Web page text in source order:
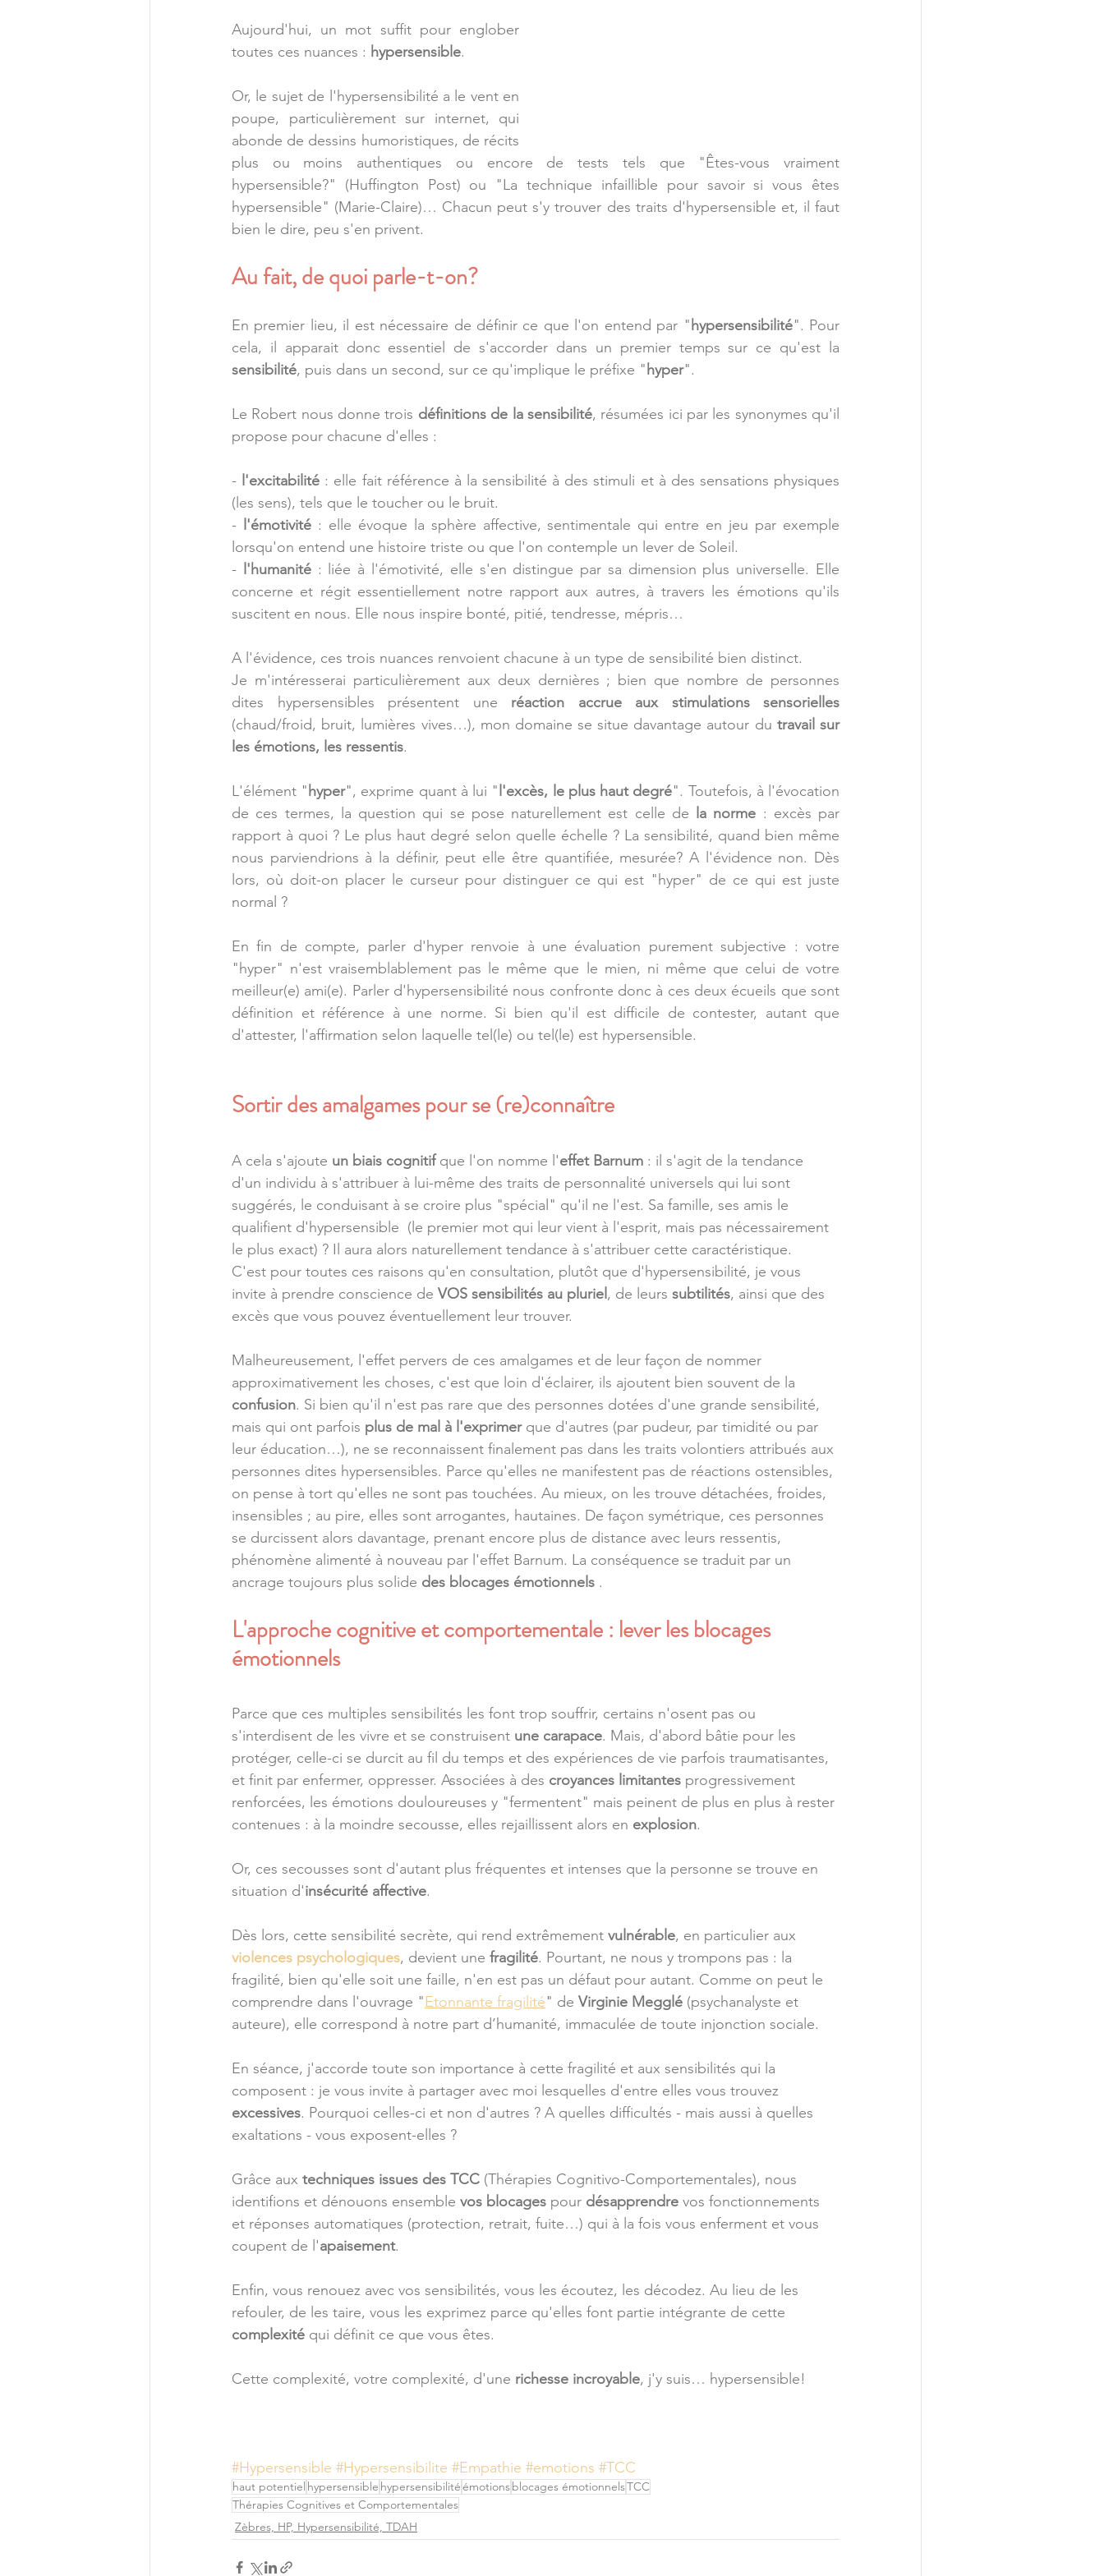
Aujourd'hui, un mot suffit pour englober
toutes ces nuances : hypersensible.
Or, le sujet de l'hypersensibilité a le vent en
poupe, particulièrement sur internet, qui
abonde de dessins humoristiques, de récits
plus ou moins authentiques ou encore de tests tels que "Êtes-vous vraiment
hypersensible?" (Huffington Post) ou "La technique infaillible pour savoir si vous êtes
hypersensible" (Marie-Claire)… Chacun peut s'y trouver des traits d'hypersensible et, il faut
bien le dire, peu s'en privent.
Au fait, de quoi parle-t-on?
En premier lieu, il est nécessaire de définir ce que l'on entend par " hypersensibilité". Pour
sensibilité, puis dans un second, sur ce qu'implique le préfixe " hyper".
Le Robert nous donne trois définitions de la sensibilité, résumées ici par les synonymes qu'il
propose pour chacune d'elles :
- l'excitabilité : elle fait référence à la sensibilité à des stimuli et à des sensations physiques
(les sens), tels que le toucher ou le bruit.
- l'émotivité : elle évoque la sphère affective, sentimentale qui entre en jeu par exemple
lorsqu'on entend une histoire triste ou que l'on contemple un lever de Soleil.
- l'humanité : liée à l'émotivité, elle s'en distingue par sa dimension plus universelle. Elle
concerne et régit essentiellement notre rapport aux autres, à travers les émotions qu'ils
suscitent en nous. Elle nous inspire bonté, pitié, tendresse, mépris…
A l'évidence, ces trois nuances renvoient chacune à un type de sensibilité bien distinct.
Je m'intéresserai particulièrement aux deux dernières ; bien que nombre de personnes
dites hypersensibles présentent une réaction accrue aux stimulations sensorielles
(chaud/froid, bruit, lumières vives…), mon domaine se situe davantage autour du travail sur
les émotions, les ressentis.
L'élément " hyper", exprime quant à lui " l'excès, le plus haut degré". Toutefois, à l'évocation
de ces termes, la question qui se pose naturellement est celle de
la norme : excès par
rapport à quoi ? Le plus haut degré selon quelle échelle ? La sensibilité, quand bien même
nous parviendrions à la définir, peut elle être quantifiée, mesurée? A l'évidence non. Dès
lors, où doit-on placer le curseur pour distinguer ce qui est "hyper" de ce qui est juste
normal ?
En fin de compte, parler d'hyper renvoie à une évaluation purement subjective : votre
"hyper" n'est vraisemblablement pas le même que le mien, ni même que celui de votre
meilleur(e) ami(e). Parler d'hypersensibilité nous confronte donc à ces deux écueils que sont
définition et référence à une norme. Si bien qu'il est difficile de contester, autant que
d'attester, l'affirmation selon laquelle tel(le) ou tel(le) est hypersensible.
Sortir des amalgames pour se (re)connaître
A cela s'ajoute un biais cognitif que l'on nomme l'effet Barnum : il s'agit de la tendance
d'un individu à s'attribuer à lui-même des traits de personnalité universels qui lui sont
suggérés, le conduisant à se croire plus "spécial" qu'il ne l'est. Sa famille, ses amis le
qualifient d'hypersensible  (le premier mot qui leur vient à l'esprit, mais pas nécessairement
le plus exact) ? Il aura alors naturellement tendance à s'attribuer cette caractéristique.
C'est pour toutes ces raisons qu'en consultation, plutôt que d'hypersensibilité, je vous
invite à prendre conscience de VOS sensibilités au pluriel , de leurs subtilités, ainsi que des
excès que vous pouvez éventuellement leur trouver.
Malheureusement, l'effet pervers de ces amalgames et de leur façon de nommer
approximativement les choses, c'est que loin d'éclairer, ils ajoutent bien souvent de la
confusion. Si bien qu'il n'est pas rare que des personnes dotées d'une grande sensibilité,
mais qui ont parfois plus de mal à l'exprimer que d'autres (par pudeur, par timidité ou par
leur éducation…), ne se reconnaissent finalement pas dans les traits volontiers attribués aux
personnes dites hypersensibles. Parce qu'elles ne manifestent pas de réactions ostensibles,
on pense à tort qu'elles ne sont pas touchées. Au mieux, on les trouve détachées, froides,
insensibles ; au pire, elles sont arrogantes, hautaines. De façon symétrique, ces personnes
se durcissent alors davantage, prenant encore plus de distance avec leurs ressentis,
phénomène alimenté à nouveau par l'effet Barnum. La conséquence se traduit par un
ancrage toujours plus solide des blocages émotionnels .
L'approche cognitive et comportementale : lever les blocages
émotionnels
Parce que ces multiples sensibilités les font trop souffrir, certains n'osent pas ou
s'interdisent de les vivre et se construisent une carapace. Mais, d'abord bâtie pour les
protéger, celle-ci se durcit au fil du temps et des expériences de vie parfois traumatisantes,
et finit par enfermer, oppresser. Associées à des croyances limitantes progressivement
renforcées, les émotions douloureuses y "fermentent" mais peinent de plus en plus à rester
contenues : à la moindre secousse, elles rejaillissent alors en explosion.
Or, ces secousses sont d'autant plus fréquentes et intenses que la personne se trouve en
situation d'insécurité affective.
Dès lors, cette sensibilité secrète, qui rend extrêmement vulnérable, en particulier aux
violences psychologiques, devient une fragilité. Pourtant, ne nous y trompons pas : la
fragilité, bien qu'elle soit une faille, n'en est pas un défaut pour autant. Comme on peut le
comprendre dans l'ouvrage "Etonnante fragilité" de Virginie Megglé (psychanalyste et
auteure), elle correspond à notre part d’humanité, immaculée de toute injonction sociale.
En séance, j'accorde toute son importance à cette fragilité et aux sensibilités qui la
composent : je vous invite à partager avec moi lesquelles d'entre elles vous trouvez
excessives. Pourquoi celles-ci et non d'autres ? A quelles difficultés - mais aussi à quelles
exaltations - vous exposent-elles ?
Grâce aux techniques issues des TCC (Thérapies Cognitivo-Comportementales), nous
identifions et dénouons ensemble vos blocages pour désapprendre vos fonctionnements
et réponses automatiques (protection, retrait, fuite…) qui à la fois vous enferment et vous
coupent de l'apaisement.
Enfin, vous renouez avec vos sensibilités, vous les écoutez, les décodez. Au lieu de les
refouler, de les taire, vous les exprimez parce qu'elles font partie intégrante de cette
complexité qui définit ce que vous êtes.
Cette complexité, votre complexité, d'une richesse incroyable, j'y suis… hypersensible!
#Hypersensible #Hypersensibilite #Empathie #emotions #TCC
haut potentiel hypersensible hypersensibilité émotionsblocages émotionnelsTCC
Thérapies Cognitives et Comportementales
Zèbres, HP, Hypersensibilité, TDAH